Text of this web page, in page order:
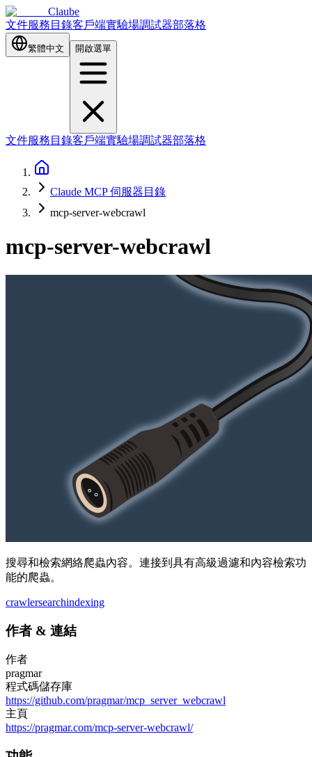
Claube
文件服務目錄客戶端實驗場調試器部落格
繁體中文 開啟選單
文件服務目錄客戶端實驗場調試器部落格
Claude MCP 伺服器目錄
mcp-server-webcrawl
mcp-server-webcrawl
搜尋和檢索網絡爬蟲內容。連接到具有高級過濾和內容檢索功
能的爬蟲。
crawlersearchindexing
作者 & 連結
作者
pragmar
程式碼儲存庫
https://github.com/pragmar/mcp_server_webcrawl
主頁
https://pragmar.com/mcp-server-webcrawl/